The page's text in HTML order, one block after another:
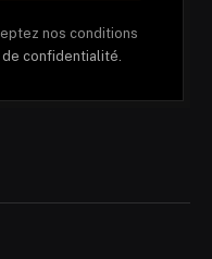
nos conditions
confidentialité.